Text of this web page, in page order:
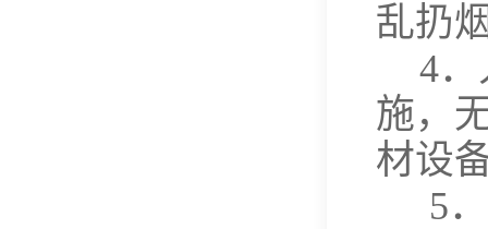
乱扔
4
施，
材设
5